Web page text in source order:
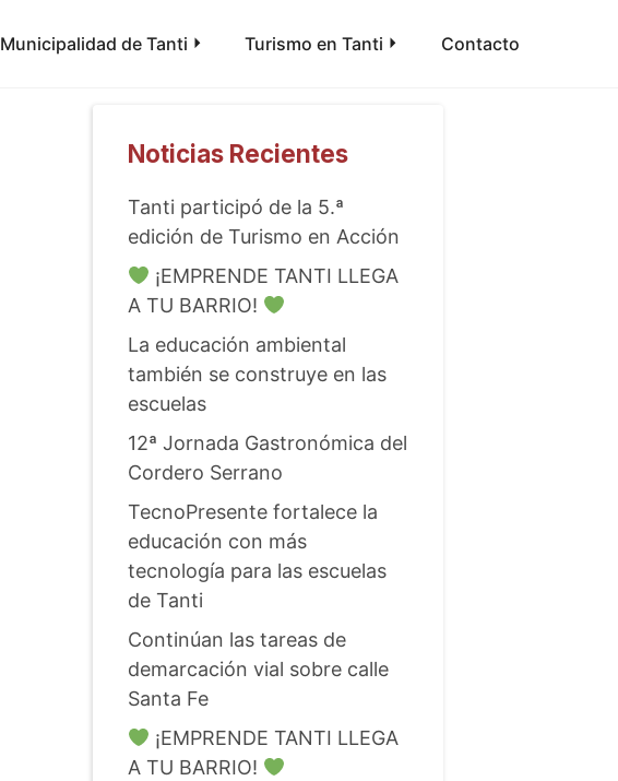
Municipalidad de Tanti Turismo en Tanti Contacto
Noticias Recientes
Tanti participó de la 5.ª
edición de Turismo en Acción
¡EMPRENDE TANTI LLEGA
A TU BARRIO!
La educación ambiental
también se construye en las
escuelas
12ª Jornada Gastronómica del
Cordero Serrano
TecnoPresente fortalece la
educación con más
tecnología para las escuelas
de Tanti
Continúan las tareas de
demarcación vial sobre calle
Santa Fe
¡EMPRENDE TANTI LLEGA
A TU BARRIO!